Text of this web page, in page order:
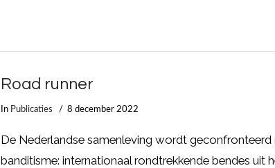
Road runner
In Publicaties 8 december 2022
De Nederlandse samenleving wordt
banditisme: internationaal rondtrekkende bendes uit